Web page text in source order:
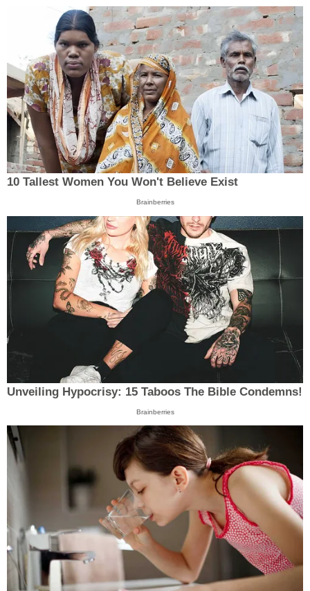
10 Tallest Women You Won't Believe Exist
Brainberries
Unveiling Hypocrisy: 15 Taboos The Bible Condemns!
Brainberries